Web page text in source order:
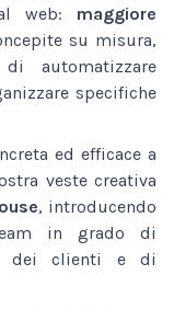
web: maggiore
su misura,
automatizzare
specifiche
ed efficace a
veste creativa
, introducendo
in grado di
dei clienti e di